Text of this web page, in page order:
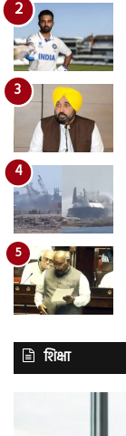
शिक्षा